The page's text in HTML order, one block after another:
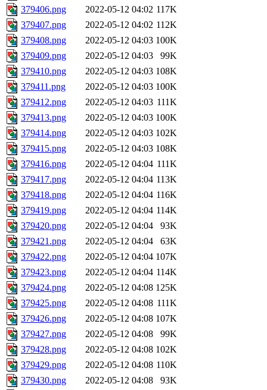
379406.png
2022-05-12 04:02 117K
379407.png
2022-05-12 04:02 112K
379408.png
2022-05-12 04:03 100K
379409.png
2022-05-12 04:03
99K
379410.png
2022-05-12 04:03 108K
379411.png
2022-05-12 04:03 100K
379412.png
2022-05-12 04:03 111K
379413.png
2022-05-12 04:03 100K
379414.png
2022-05-12 04:03 102K
379415.png
2022-05-12 04:03 108K
379416.png
2022-05-12 04:04 111K
379417.png
2022-05-12 04:04 113K
379418.png
2022-05-12 04:04 116K
379419.png
2022-05-12 04:04 114K
379420.png
2022-05-12 04:04
93K
379421.png
2022-05-12 04:04
63K
379422.png
2022-05-12 04:04 107K
379423.png
2022-05-12 04:04 114K
379424.png
2022-05-12 04:08 125K
379425.png
2022-05-12 04:08 111K
379426.png
2022-05-12 04:08 107K
379427.png
2022-05-12 04:08
99K
379428.png
2022-05-12 04:08 102K
379429.png
2022-05-12 04:08 110K
379430.png
2022-05-12 04:08
93K